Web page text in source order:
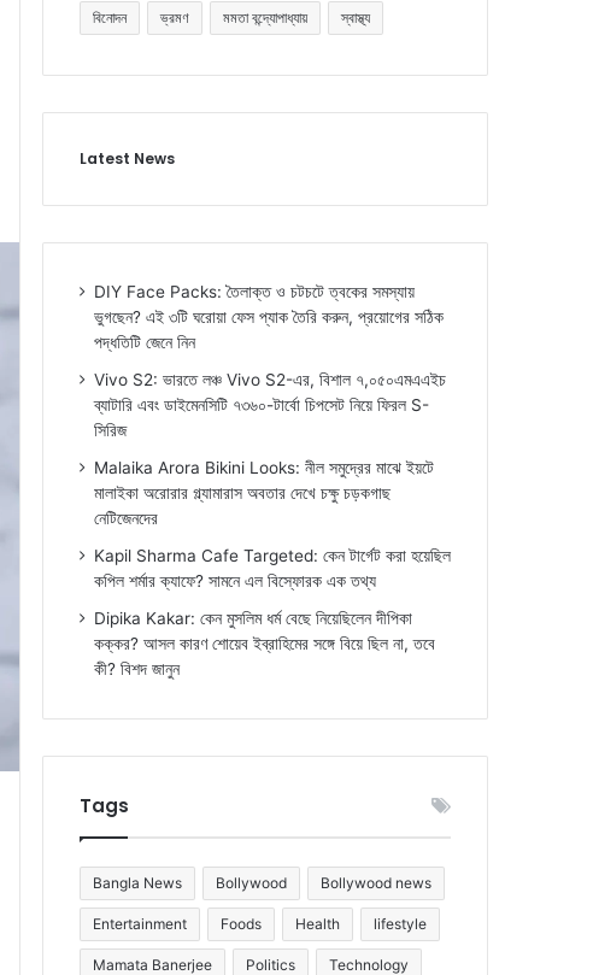
বিনোদন ভ্রমণ মমতা বন্দ্যোপাধ্যায় স্বাস্থ্য
Latest News
DIY Face Packs: তৈলাক্ত ও চটচটে ত্বকের সমস্যায়
ভুগছেন? এই ৩টি ঘরোয়া ফেস প্যাক তৈরি করুন, প্রয়োগের সঠিক
পদ্ধতিটি জেনে নিন
Vivo S2: ভারতে লঞ্চ Vivo S2-এর, বিশাল ৭,০৫০এমএএইচ
ব্যাটারি এবং ডাইমেনসিটি ৭৩৬০-টার্বো চিপসেট নিয়ে ফিরল S-
সিরিজ
Malaika Arora Bikini Looks: নীল সমুদ্রের মাঝে ইয়টে
মালাইকা অরোরার গ্ল্যামারাস অবতার দেখে চক্ষু চড়কগাছ
নেটিজেনদের
Kapil Sharma Cafe Targeted: কেন টার্গেট করা হয়েছিল
কপিল শর্মার ক্যাফে? সামনে এল বিস্ফোরক এক তথ্য
Dipika Kakar: কেন মুসলিম ধর্ম বেছে নিয়েছিলেন দীপিকা
কক্কর? আসল কারণ শোয়েব ইব্রাহিমের সঙ্গে বিয়ে ছিল না, তবে
কী? বিশদ জানুন
Tags
Bangla News Bollywood Bollywood news
Entertainment Foods Health lifestyle
Mamata Banerjee Politics Technology